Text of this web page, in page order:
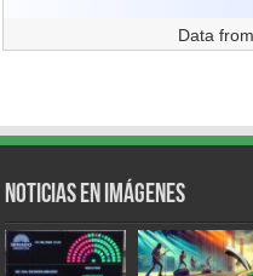
Data
Noticias en Imágenes